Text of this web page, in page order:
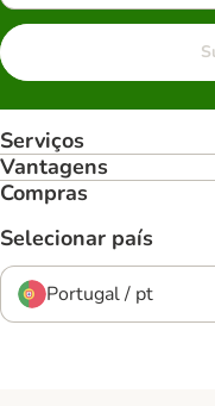
Serviços
Vantagens
Compras
Selecionar país
Portugal / pt